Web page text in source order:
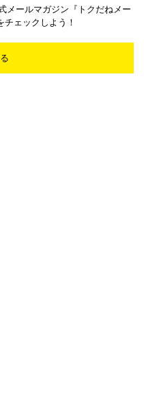
メールマガジン『トクだねメー
ェックしよう！